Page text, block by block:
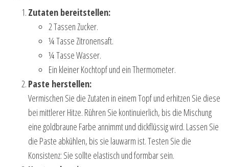
Zutaten bereitstellen:
2 Tassen Zucker.
¼ Tasse Zitronensaft.
¼ Tasse Wasser.
Ein kleiner Kochtopf und ein Thermometer.
Paste herstellen:
Vermischen Sie die Zutaten in einem Topf und erhitzen Sie diese
bei mittlerer Hitze. Rühren Sie kontinuierlich, bis die Mischung
eine goldbraune Farbe annimmt und dickflüssig wird. Lassen Sie
die Paste abkühlen, bis sie lauwarm ist. Testen Sie die
Konsistenz: Sie sollte elastisch und formbar sein.